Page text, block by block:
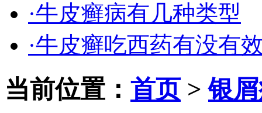
·牛皮癣病有几种类型
·牛皮癣吃西药有没有
当前位置： 首页>银